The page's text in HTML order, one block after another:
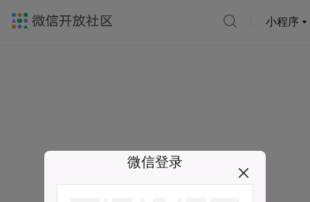
小程序
微信登录